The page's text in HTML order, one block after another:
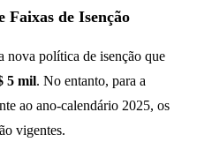
Faixas de Isenção
nova política de isenção que
5 mil. No entanto, para a
ao ano-calendário 2025, os
vigentes.